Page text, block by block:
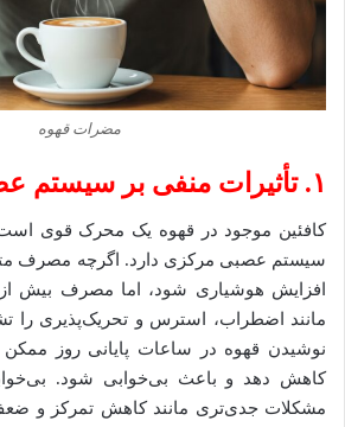
مضرات قهوه
۱. تأثیرات منفی بر سیستم
کافئین موجود در قهوه یک محرک قوی است
سیستم عصبی مرکزی دارد. اگرچه مصرف
افزایش هوشیاری شود، اما مصرف بیش
مانند اضطراب، استرس و تحریک‌پذیری را
نوشیدن قهوه در ساعات پایانی روز
کاهش دهد و باعث بی‌خوابی شود.
مشکلات جدی‌تری مانند کاهش تمرکز و ضعف